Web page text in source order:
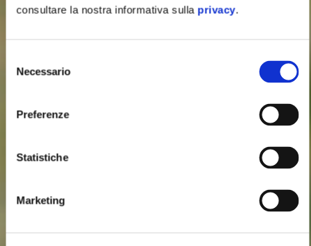
consultare la nostra informativa sulla privacy.
delNecessario
Preferenze
Statistiche
Marketing